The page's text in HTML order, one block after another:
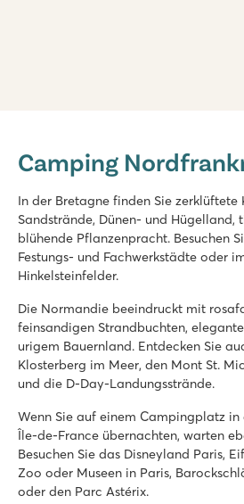
Frankreich - Nordfrankreich - Picardie -
Schönes Schwimmbad mit großer
Die Mobilheime stehen auf
Am Aisne-Fluss inmitten
Domaine des Ormes
Frankreich - Nordfrankreich - Bretagne -
★ ★ ★ ★
Viele Sporteinrichtungen &
Eigener 18-Loch-Golfplatz
La Vallée
La Vallée
Camping
In der Bretagne finden Sie zerklüftete
Sandstrände, Dünen- und
blühende Pflanzenpracht. Besuchen
Festungs- und Fachwerkstädte oder
Hinkelsteinfelder.
Die Normandie beeindruckt mit
feinsandigen Strandbuchten,
urigem Bauernland. Entdecken Sie
Klosterberg im Meer, den Mont St.
und die D-Day-Landungsstrände.
Wenn Sie auf einem Campingplatz
Île-de-France übernachten, warten
Besuchen Sie das Disneyland Paris,
Zoo oder Museen in Paris,
oder den Parc Astérix.